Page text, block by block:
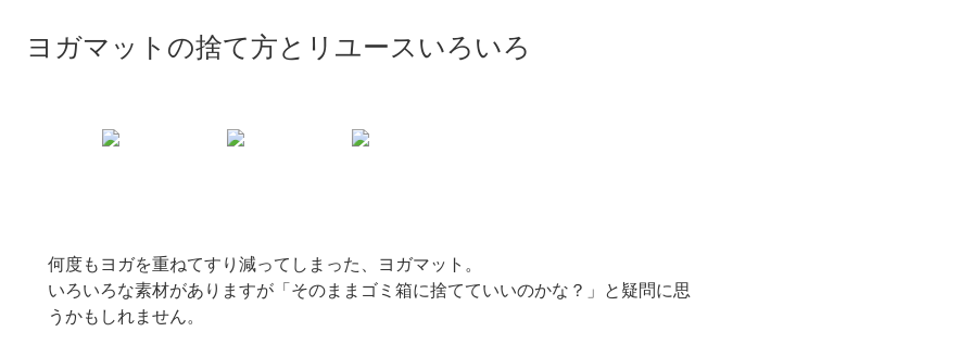
ヨガマットの捨て方とリユースいろいろ
何度もヨガを重ねてすり減ってしまった、ヨガマット。
いろいろな素材がありますが「そのままゴミ箱に捨てていいのかな？」と疑問に思
うかもしれません。